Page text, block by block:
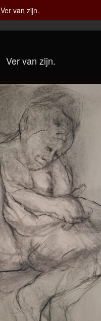
Ver van zijn.
Ver van zijn.